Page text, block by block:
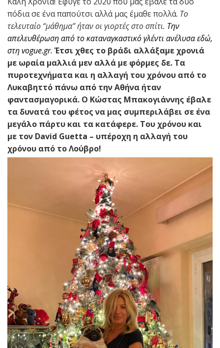
πόδια σε ένα παπούτσι αλλά μας έμαθε πολλά. Το
τελευταίο “μάθημα” ήταν οι γιορτές στο σπίτι. Την
απελευθέρωση από το καταναγκαστικό γλέντι ανέλυσα εδώ,
στη vogue.gr.Έτσι χθες το βράδι αλλάξαμε χρονιά
με ωραία μαλλιά μεν αλλά με φόρμες δε. Τα
πυροτεχνήματα και η αλλαγή του χρόνου από το
Λυκαβηττό πάνω από την Αθήνα ήταν
φαντασμαγορικά. Ο Κώστας Μπακογιάννης έβαλε
τα δυνατά του φέτος να μας συμπεριλάβει σε ένα
μεγάλο πάρτυ και τα κατάφερε. Toυ χρόνου και
με τον David Guetta – υπέροχη η αλλαγή του
χρόνου από το Λούβρο!